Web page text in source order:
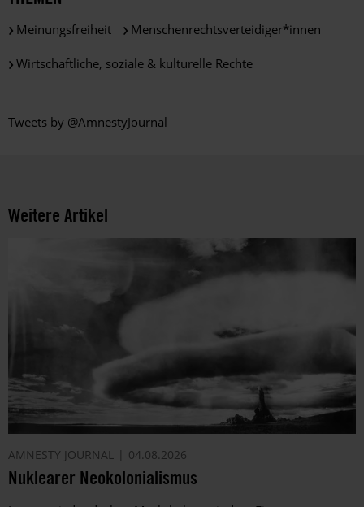
Meinungsfreiheit Menschenrechtsverteidiger*innen
Wirtschaftliche, soziale & kulturelle Rechte
Tweets by @AmnestyJournal
Weitere Artikel
AMNESTY JOURNAL 04.08.2026
Nuklearer Neokolonialismus